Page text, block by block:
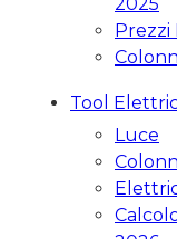
Prezzi
Tool
Luce